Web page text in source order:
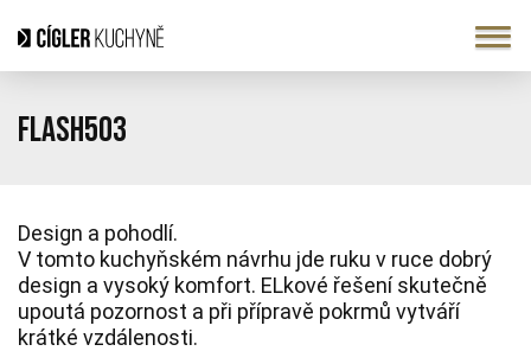
Flash503
Design a pohodlí.
V tomto kuchyňském návrhu jde ruku v ruce dobrý
design a vysoký komfort. ELkové řešení skutečně
upoutá pozornost a při přípravě pokrmů vytváří
krátké vzdálenosti.